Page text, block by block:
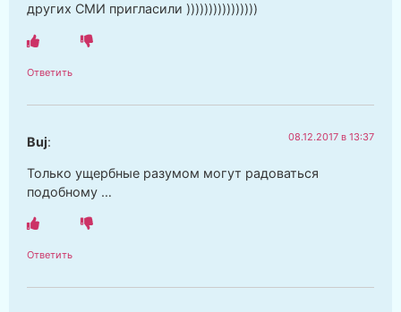
других СМИ пригласили ))))))))))))))))
Ответить
Buj: 08.12.2017 в 13:37
Только ущербные разумом могут радоваться
подобному …
Ответить